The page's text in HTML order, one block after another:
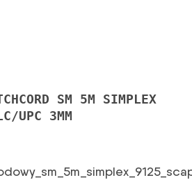
SM 5M SIMPLEX
UPC 3MM